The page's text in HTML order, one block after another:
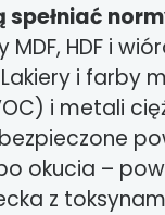
spełniać
MDF, HDF i
i farby
i metali
okucia –
z